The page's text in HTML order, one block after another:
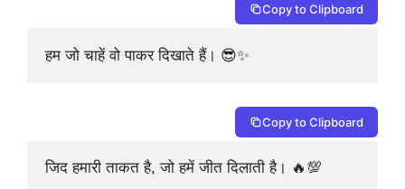
Copy to Clipboard
हम जो चाहें वो पाकर दिखाते हैं। 😎✨
Copy to Clipboard
जिद हमारी ताकत है, जो हमें जीत दिलाती है। 🔥💯